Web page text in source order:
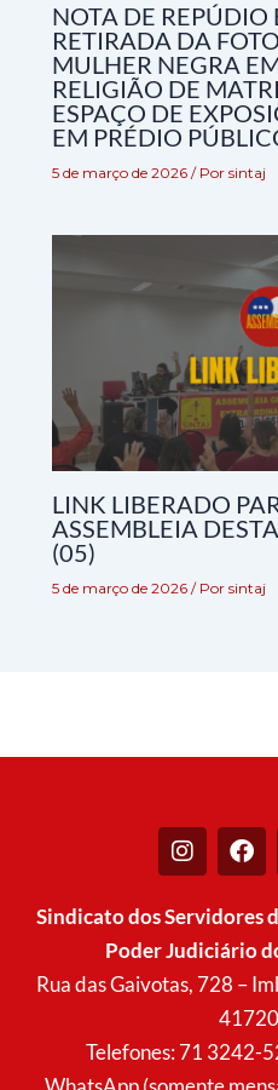
NOTA DE REPÚDIO
RETIRADA DA
MULHER NEGRA
RELIGIÃO DE
ESPAÇO DE
EM PRÉDIO
5 de março de 2026 / Por sintaj
LINK LIBERADO
ASSEMBLEIA
(05)
5 de março de 2026 / Por sintaj
I
n
t
g
r
F
a
e
b
o
o
k
Sindicato dos Servidores
Poder Judiciário
Rua das Gaivotas, 728 –
Telefones: 71 3242-